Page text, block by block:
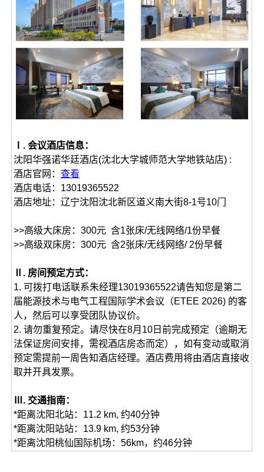
Ⅰ. 会议酒店信息：
沈阳华强诺华廷酒店(沈北大学城师范大学地铁站店) :
酒店官网：查看
酒店电话：13019365522
酒店地址：辽宁沈阳沈北新区道义南大街8-1号10门
>>高级大床房：300元 含1张床/无线网络/1份早餐
>>高级双床房：300元 含2张床/无线网络/ 2份早餐
Ⅱ. 房间预定方式：
1. 可拨打电话联系朱经理13019365522请告知您是第二
届能源技术与电气工程国际学术会议（ETEE 2026) 的客
人，然后可以享受团队协议价。
2. 请勿重复预定。请尽快在8月10日前完成预定（逾期无
法保证房间安排，需视酒店房态而定），如有变动或取消
预定需提前一周告知酒店经理。酒店费用将由酒店直接收
取并开具发票。
Ⅲ. 交通指南：
*距离沈阳北站：11.2 km, 约40分钟
*距离沈阳站站：13.9 km, 约53分钟
*距离沈阳桃仙国际机场：56km，约46分钟